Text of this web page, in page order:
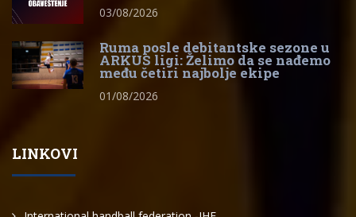
03/08/2026
Ruma posle debitantske sezone u
ARKUS ligi: Želimo da se nađemo
među četiri najbolje ekipe
01/08/2026
LINKOVI